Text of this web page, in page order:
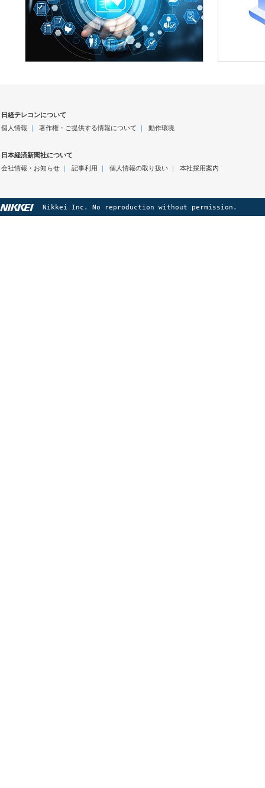
日経テレコンについて
個人情報 ｜ 著作権・ご提供する情報について ｜ 動作環境
日本経済新聞社について
会社情報・お知らせ｜ 記事利用 ｜ 個人情報の取り扱い｜ 本社採用案内
Nikkei Inc. No reproduction without permission.